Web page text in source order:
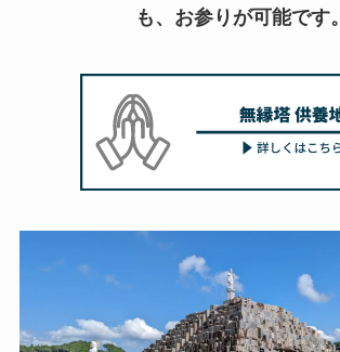
も、お参りが可能です。